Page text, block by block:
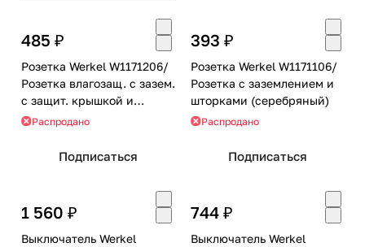
485 ₽
Розетка Werkel W1171206/
Розетка влагозащ. с зазем.
с защит. крышкой и
шторками (серебряный)
Распродано
Подписаться
393 ₽
Розетка Werkel W1171106/
Розетка с заземлением и
шторками (серебряный)
Распродано
Подписаться
1 560 ₽
Выключатель Werkel
744 ₽
Выключатель Werkel